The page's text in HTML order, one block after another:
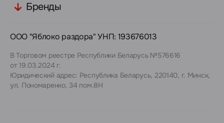
Бренды
ООО "Яблоко раздора" УНП: 193676013
В Торговом реестре Республики Беларусь №576616
от 19.03.2024 г.
Юридический адрес: Республика Беларусь, 220140, г. Минск,
ул. Пономаренко, 34 пом.8Н